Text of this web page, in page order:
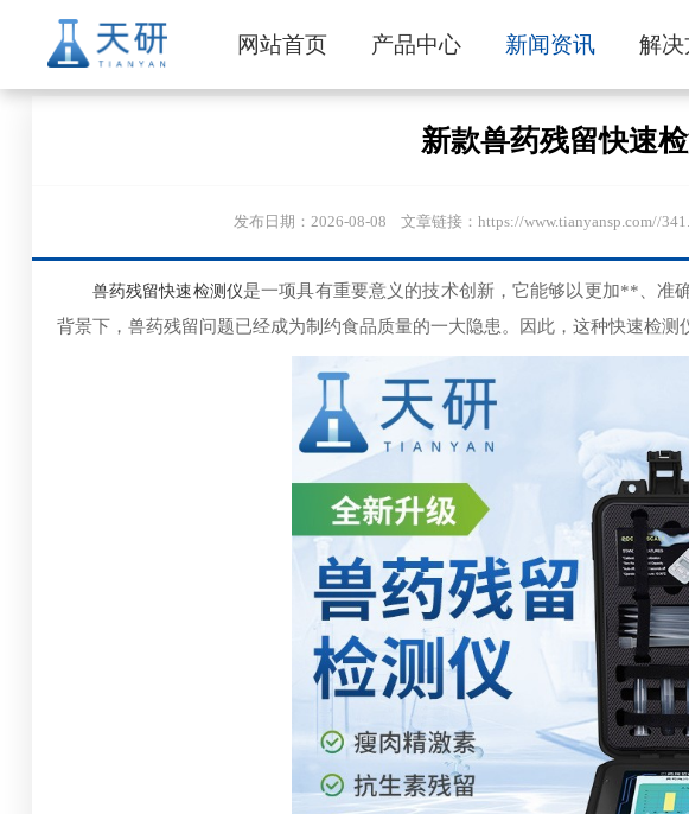
网站首页 产品中心 新闻资讯 解决
新款兽药残留快速
发布日期：2026-08-08 文章链接：https://www.tianyansp.com//
兽药残留快速检测仪是一项具有重要意义的技术创新，它能够以更加**、准
背景下，兽药残留问题已经成为制约食品质量的一大隐患。因此，这种快速检测